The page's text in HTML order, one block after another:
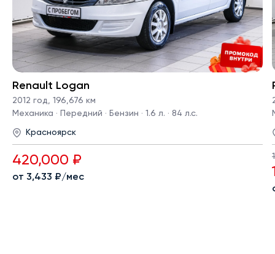
Renault Logan
2012 год, 196,676 км
Механика · Передний · Бензин · 1.6 л. · 84 л.с.
Красноярск
420,000 ₽
от 3,433 ₽/мес